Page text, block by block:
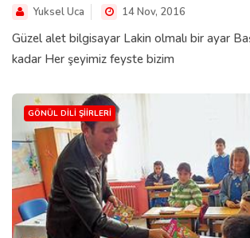
Yuksel Uca 14 Nov, 2016
Güzel alet bilgisayar Lakin olmalı bir ayar
kadar Her şeyimiz feyste bizim
GÖNÜL DILI ŞIIRLERI